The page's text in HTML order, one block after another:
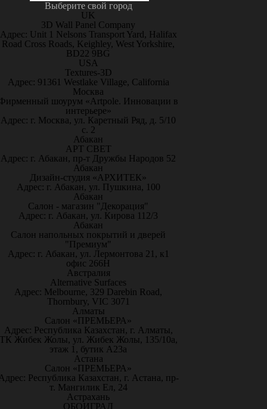
Выберите свой город
UK
3D Wall Panel Company
Адрес: Unit 1 Nelsons Transport Yard, Halifax
Road Cross Roads, Keighley, West Yorkshire,
BD22 9BG
USA
Textures-3D
Адрес: 91361 Westlake Village, California
Москва
шоурум «Artpole. Инновации в
интерьере»
Адрес: г. Москва, ул. Каретный Ряд, д. 5/10
с. 2
Абакан
АРТ СВЕТ
Адрес: г. Абакан, пр-т Дружбы Народов 52
Абакан
Дизайн-студия «АРХИТЕК»
Адрес: г. Абакан, ул. Пушкина, 100
Абакан
Салон - магазин "Декорация"
Адрес: г. Абакан, ул. Кирова 112/3
Абакан
Салон напольных покрытий и дверей
"Премиум"
Адрес: г. Абакан, ул. Лермонтова 21, к1
офис 266Н
Австралия
Alternative Surfaces
Адрес: Melbourne, 329 Darebin Road,
Thornbury, VIC 3071
Алматы
Салон «ПРЕМЬЕРА»
Адрес: Республика Казахстан, г. Алматы,
Жибек Жолы, ул. Жибек Жолы, 135/10а,
этаж 1, бутик А23а
Астана
Салон «ПРЕМЬЕРА»
Республика Казахстан, г. Астана, пр-
т. Мангилик Ел, 24
Астрахань
ОБОИГРАД